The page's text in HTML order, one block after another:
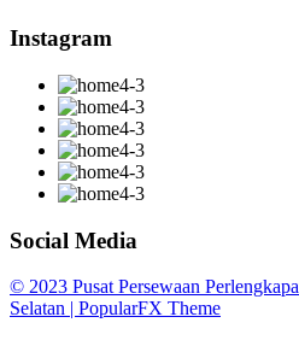
Instagram
Social Media
© 2023 Pusat Persewaan
Selatan | PopularFX Theme